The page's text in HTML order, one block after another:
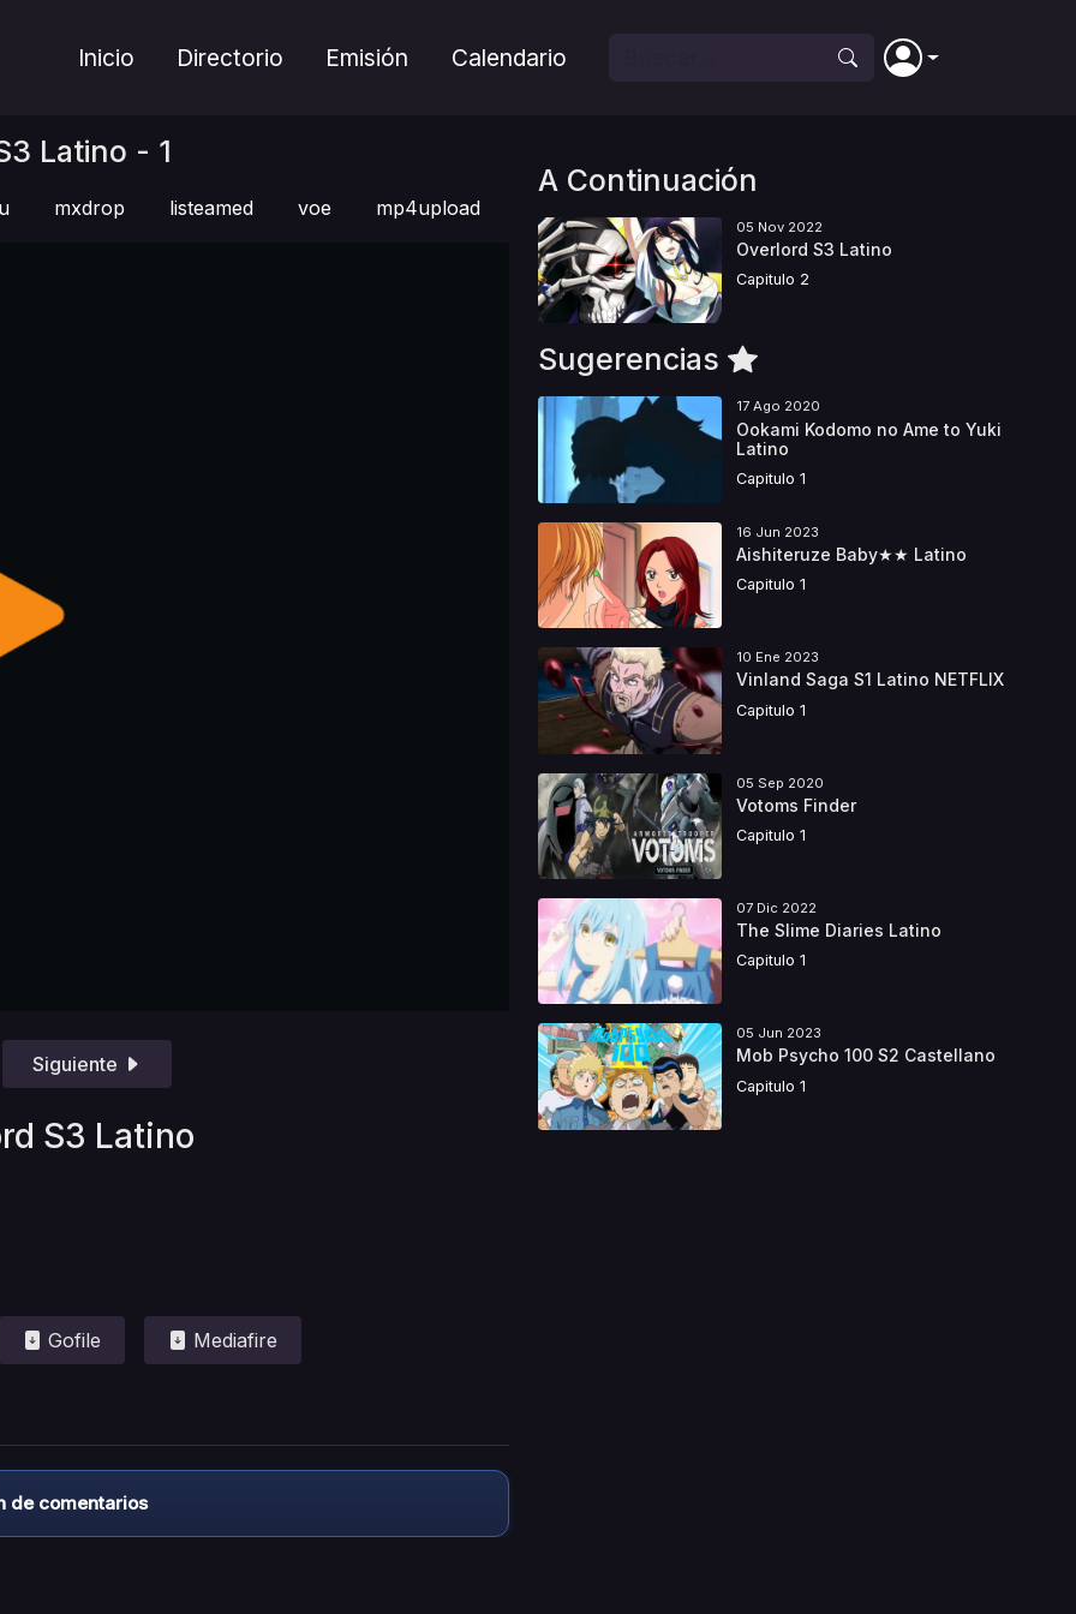
Inicio Directorio Emisión Calendario
Latino - 1
mxdrop listeamed voe mp4upload
Siguiente
S3 Latino
Gofile Mediafire
de comentarios
A Continuación
05 Nov 2022
Overlord S3 Latino
Capitulo 2
Sugerencias
17 Ago 2020
Ookami Kodomo no Ame to Yuki
Latino
Capitulo 1
16 Jun 2023
Aishiteruze Baby★★ Latino
Capitulo 1
10 Ene 2023
Vinland Saga S1 Latino NETFLIX
Capitulo 1
05 Sep 2020
Votoms Finder
Capitulo 1
07 Dic 2022
The Slime Diaries Latino
Capitulo 1
05 Jun 2023
Mob Psycho 100 S2 Castellano
Capitulo 1